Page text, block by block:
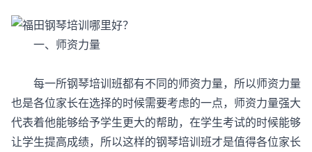
一、师资力量
每一所钢琴培训班都有不同的师资力量，所以师资力量
也是各位家长在选择的时候需要考虑的一点，师资力量强大
代表着他能够给予学生更大的帮助，在学生考试的时候能够
让学生提高成绩，所以这样的钢琴培训班才是值得各位家长